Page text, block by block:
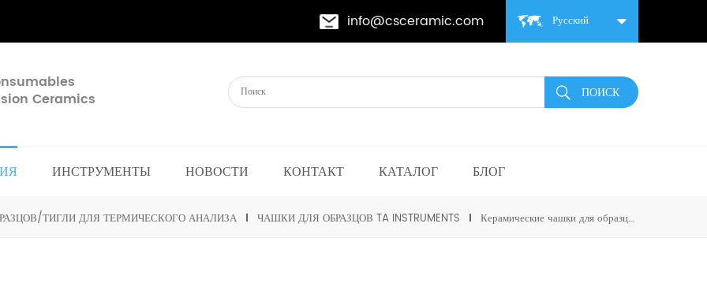
Русский
info@csceramic.com
Ceramics
ИНСТРУМЕНТЫ НОВОСТИ КОНТАКТ КАТАЛОГ БЛОГ
ТИГЛИ ДЛЯ ТЕРМИЧЕСКОГО АНАЛИЗА ЧАШКИ ДЛЯ ОБРАЗЦОВ TA INSTRUMENTS Керамические чашки для образцов H 18,6 мм для инструментов TA (глиноземный тигель)